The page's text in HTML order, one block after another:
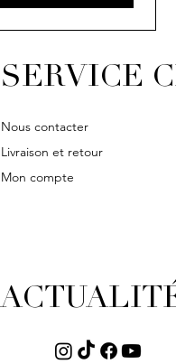
SERVICE
Nous contacter
Livraison et retour
Mon compte